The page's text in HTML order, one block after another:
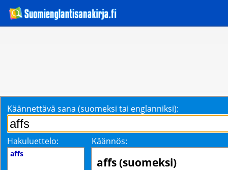
Käännettävä sana (suomeksi tai englanniksi):
Hakuluettelo: Käännös:
affs
affs (suomeksi)